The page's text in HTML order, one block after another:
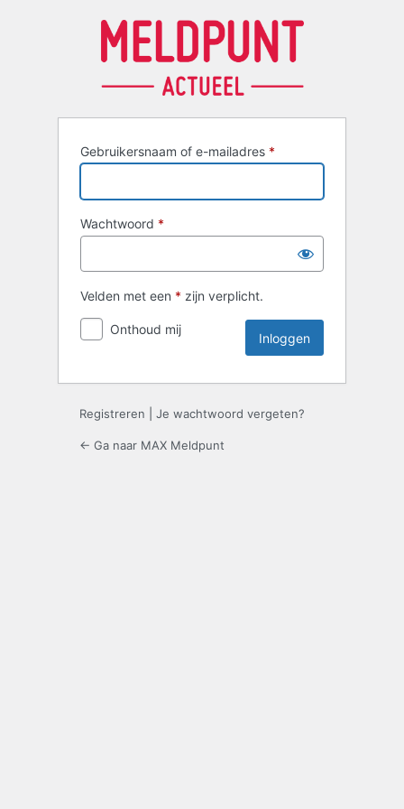
Gebruikersnaam of e-mailadres *
Wachtwoord *
Velden met een * zijn verplicht.
Onthoud mij
Registreren Je wachtwoord vergeten?
← Ga naar MAX Meldpunt